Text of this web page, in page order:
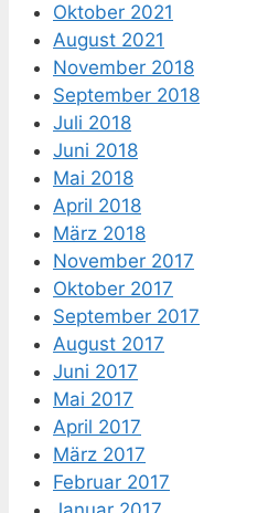
Oktober 2021
August 2021
November 2018
September 2018
Juli 2018
Juni 2018
Mai 2018
April 2018
März 2018
November 2017
Oktober 2017
September 2017
August 2017
Juni 2017
Mai 2017
April 2017
März 2017
Februar 2017